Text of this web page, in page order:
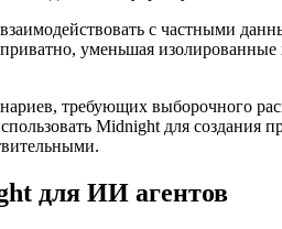
с частными
уменьшая
требующих выборочного
Midnight для создания
для ИИ агентов